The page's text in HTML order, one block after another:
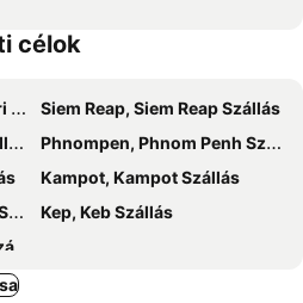
célok
Siem Reap, Siem Reap Szállás
Phnompen, Phnom Penh Szállás
Kampot, Kampot Szállás
Kep, Keb Szállás